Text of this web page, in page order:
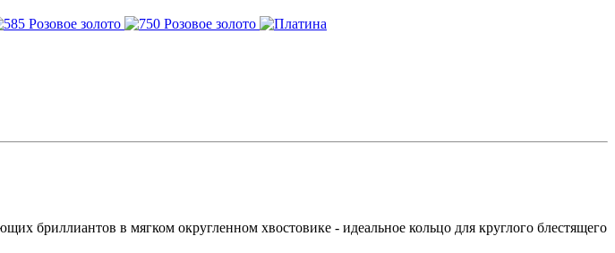
бриллиантов в мягком округленном хвостовике - идеальное кольцо для круглого блестящего